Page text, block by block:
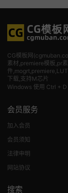
CG模板网
素材 ,premiere模板,pr
件
下载,支持M芯片
Windows 使用 Ctrl +
会员服务
加入会员
会员须知
法律申明
网站协议
搜索